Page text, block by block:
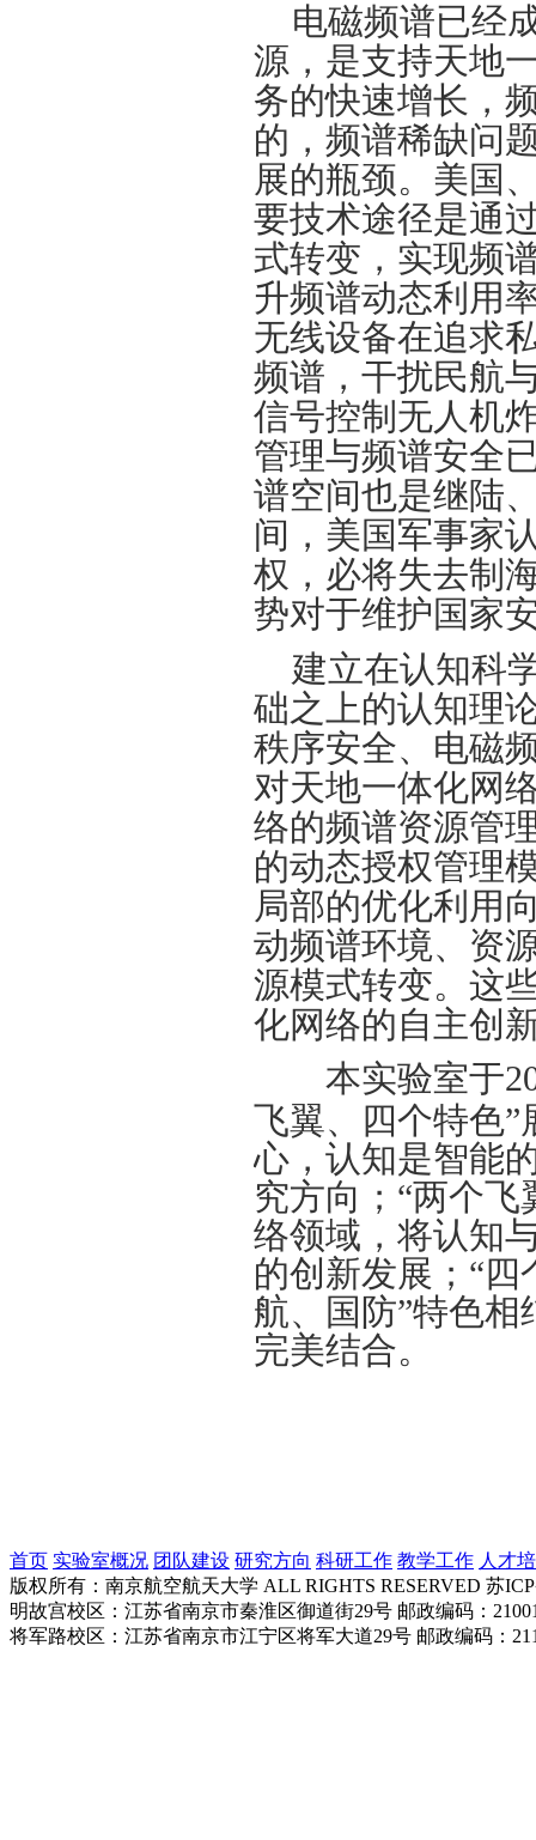
电磁频谱已经
源，是支持天地
务的快速增长，
的，频谱稀缺问
展的瓶颈。美国
要技术途径是通
式转变，实现频
升频谱动态利用
无线设备在追求
频谱，干扰民航
信号控制无人机
管理与频谱安全
谱空间也是继陆
间，美国军事家
权，必将失去制
势对于维护国家
建立在认知科
础之上的认知理
秩序安全、电磁
对天地一体化网
络的频谱资源管
的动态授权管理
局部的优化利用
动频谱环境、资
源模式转变。这
化网络的自主创
本实验室于
飞翼、四个特色”
心，认知是智能
究方向；“两个
络领域，将认知
的创新发展；“四
航、国防”特色
完美结合。
首页 实验室概况 团队建设 研究方向 科研工作 教学工作 人才
版权所有：南京航空航天大学 ALL RIGHTS RESERVED 苏ICP
明故宫校区：江苏省南京市秦淮区御道街29号 邮政编码：
将军路校区：江苏省南京市江宁区将军大道29号 邮政编码：